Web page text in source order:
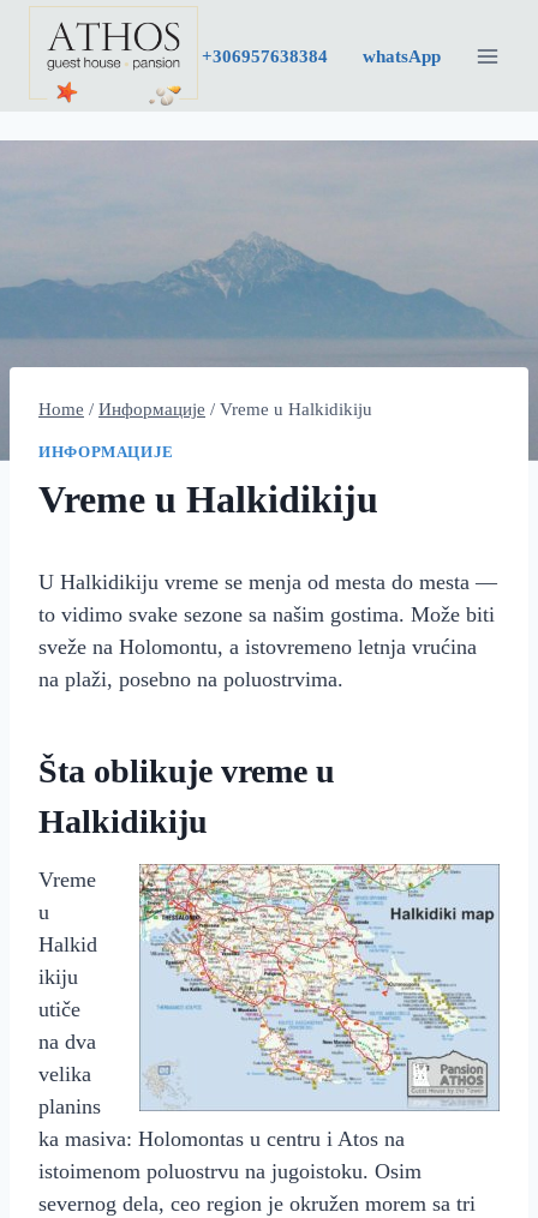
Skip
content
+306957638384 whatsApp
Home / Информације / Vreme u Halkidikiju
ИНФОРМАЦИЈЕ
Vreme u Halkidikiju
U Halkidikiju vreme se menja od mesta do mesta —
to vidimo svake sezone sa našim gostima. Može biti
sveže na Holomontu, a istovremeno letnja vrućina
na plaži, posebno na poluostrvima.
Šta oblikuje vreme u
Halkidikiju
Vreme
u
Halkid
ikiju
utiče
na dva
velika
planins
ka masiva: Holomontas u centru i Atos na
istoimenom poluostrvu na jugoistoku. Osim
severnog dela, ceo region je okružen morem sa tri